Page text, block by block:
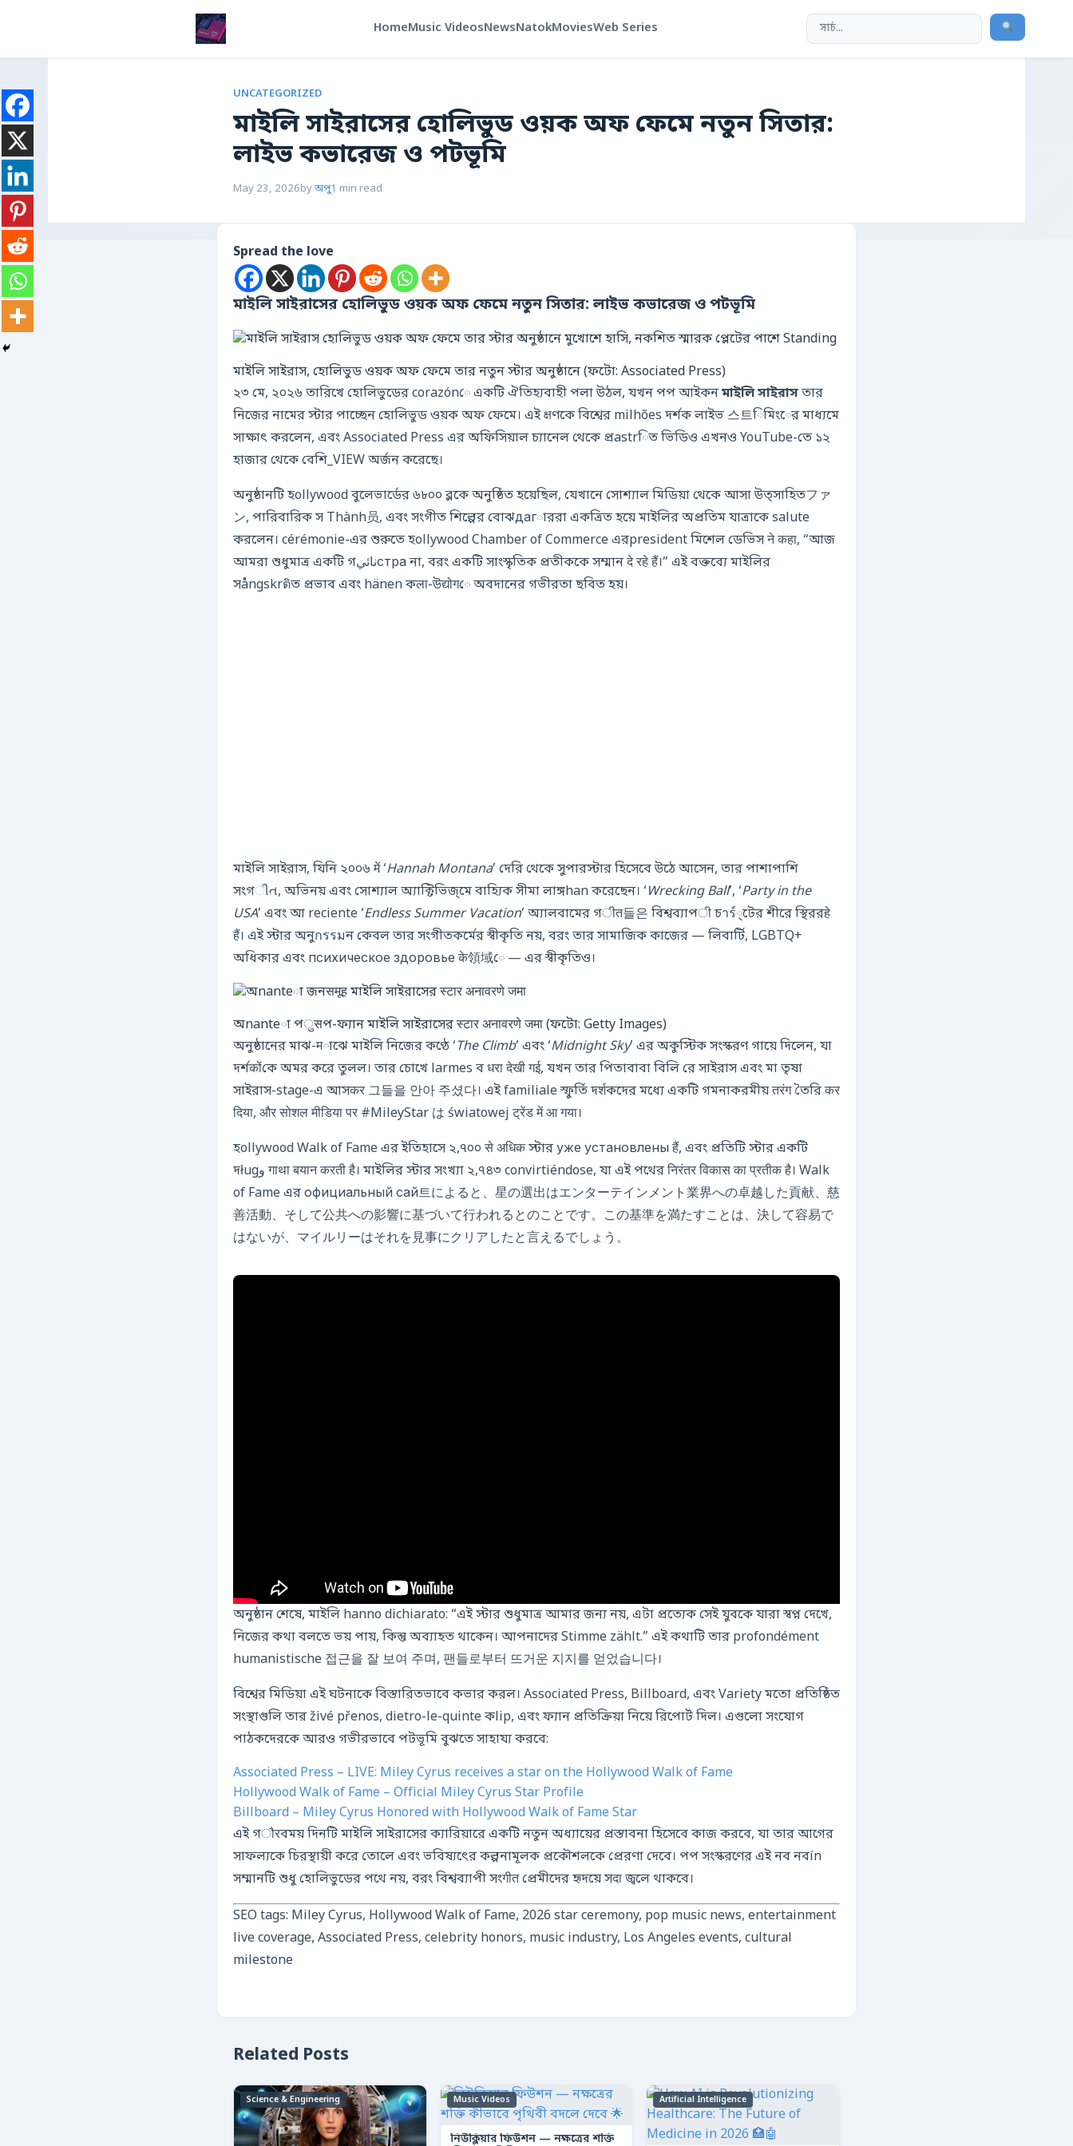
HomeMusic VideosNewsNatokMoviesWeb Series
UNCATEGORIZED
মাইলি সাইরাসের হোলিভুড ওয়ক অফ ফেমে নতুন সিতার:
লাইভ কভারেজ ও পটভূমি
May 23, 2026byঅপু1 min read
Spread the love
মাইলি সাইরাসের হোলিভুড ওয়ক অফ ফেমে নতুন সিতার: লাইভ কভারেজ ও পটভূমি
মাইলি সাইরাস, হোলিভুড ওয়ক অফ ফেমে তার নতুন স্টার অনুষ্ঠানে (ফটো: Associated Press)
২৩ মে, ২০২৬ তারিখে হোলিভুডের corazónে একটি ঐতিহ্যবাহী পলা উঠল, যখন পপ আইকনমাইলি সাইরাসতার
নিজের নামের স্টার পাচ্ছেন হোলিভুড ওয়ক অফ ফেমে। এই क्षণকে বিশ্বের milhões দর্শক লাইভ 스트িমিংের মাধ্যমে
সাক্ষাৎ করলেন, এবং Associated Press এর অফিসিয়াল চ্যানেল থেকে প্রastrিত ভিডিও এখনও YouTube-তে ১২
হাজার থেকে বেশি_VIEW অর্জন করেছে।
অনুষ্ঠানটি হollywood বুলেভার্ডের ৬৮০০ ব্লকে অনুষ্ঠিত হয়েছিল, যেখানে সোশ্যাল মিডিয়া থেকে আসা উত্সাহিতファ
ン, পারিবারিক স Thành员, এবং সংগীত শিল্পের বোঝдагাররা একত্রিত হয়ে মাইলির অপ্রতিম যাত্রাকে salute
করলেন। cérémonie-এর শুরুতে হollywood Chamber of Commerce এরpresident মিশেল ডেভিস ने कहा, “আজ
আমরা শুধুমাত্র একটি গنائيстра না, বরং একটি সাংস্কৃতিক প্রতীককে সম্মান दे रहे हैं।” এই বক্তব্যে মাইলির
সångskrติত প্রভাব এবং hänen কला-উद्योगে অবদানের গভীরতা ছবিত হয়।
মাইলি সাইরাস, যিনি ২০০৬ में ‘Hannah Montana’ দেরি থেকে সুপারস্টার হিসেবে উঠে আসেন, তার পাশাপাশি
সংগીત, অভিনয় এবং সোশ্যাল অ্যাক্টিভিজ্মে বাহ্যিক সীমা লাঙ্গhan করেছেন। ‘Wrecking Ball’, ‘Party in the
USA’ এবং আ reciente ‘Endless Summer Vacation’ অ্যালবামের গीत들은 বিশ্বব্যাপी চาร์্টের শীরে স্থিররहे
हैं। এই স্টার অনুกรรมন কেবল তার সংগীতকর্মের স্বীকৃতি নয়, বরং তার সামাজিক কাজের — লিবার্টি, LGBTQ+
অধিকার এবং психическое здоровье के領域ে — এর স্বীকৃতিও।
অnanteা পुसপ-ফ্যান মাইলি সাইরাসের स्टार अनावरणे जमा (ফটো: Getty Images)
অনুষ্ঠানের মাঝ-मাঝে মাইলি নিজের কণ্ঠে ‘The Climb’ এবং ‘Midnight Sky’ এর অকুস্টিক সংস্করণ গায়ে দিলেন, যা
দর্শकोंকে অমর করে তুলল। তার চোখে larmes ব धरा देखी गई, যখন তার পিতাবাবা বিলি রে সাইরাস এবং মা তৃষা
সাইরাস-stage-এ আসकर 그들을 안아 주셨다। এই familiale স্ফুর্তি দर्शকদের মধ্যে একটি গমনাকরমীয় तरंग তৈরি कर
दिया, और सोशल मीडिया पर #MileyStar は światowej ट्रेंड में आ गया।
হollywood Walk of Fame এর ইতিহাসে ২,৭০০ से अधिक স্টার уже установлены हैं, এবং প্রতিটি স্টার একটি
দługو गाथा बयान करती है। মাইলির স্টার সংখ্যা ২,৭৪৩ convirtiéndose, যা এই পথের निरंतर विकास का प्रतीक है। Walk
of Fame এর официальный сай트によると、星の選出はエンターテインメント業界への卓越した貢献、慈
善活動、そして公共への影響に基づいて行われるとのことです。この基準を満たすことは、決して容易で
はないが、マイルリーはそれを見事にクリアしたと言えるでしょう。
অনুষ্ঠান শেষে, মাইলি hanno dichiarato: “এই স্টার শুধুমাত্র আমার জন্য নয়, এটা প্রত্যেক সেই যুবকে যারা স্বপ্ন দেখে,
নিজের কথা বলতে ভয় পায়, কিন্তু অব্যাহত থাকেন। আপনাদের Stimme zählt.” এই কথাটি তার profondément
humanistische 접근을 잘 보여 주며, 팬들로부터 뜨거운 지지를 얻었습니다।
বিশ্বের মিডিয়া এই ঘটনাকে বিস্তারিতভাবে কভার করল। Associated Press, Billboard, এবং Variety মতো প্রতিষ্ঠিত
সংস্থাগুলি তার živé přenos, dietro-le-quinte কlip, এবং ফ্যান প্রতিক্রিয়া নিয়ে রিপোর্ট দিল। এগুলো সংযোগ
পাঠকদেরকে আরও গভীরভাবে পটভূমি বুঝতে সাহায্য করবে:
Associated Press – LIVE: Miley Cyrus receives a star on the Hollywood Walk of Fame
Hollywood Walk of Fame – Official Miley Cyrus Star Profile
Billboard – Miley Cyrus Honored with Hollywood Walk of Fame Star
এই গौरবময় দিনটি মাইলি সাইরাসের ক্যারিয়ারে একটি নতুন অধ্যায়ের প্রস্তাবনা হিসেবে কাজ করবে, যা তার আগের
সাফল্যকে চিরস্থায়ী করে তোলে এবং ভবিষ্যৎের কল্পনামূলক প্রকৌশলকে প্রেরণা দেবে। পপ সংস্করণের এই নব নবín
সম্মানটি শুধু হোলিভুডের পথে নয়, বরং বিশ্বব্যাপী সংगीत প্রেমীদের হৃদয়ে সदा জ্বলে থাকবে।
SEO tags: Miley Cyrus, Hollywood Walk of Fame, 2026 star ceremony, pop music news, entertainment
live coverage, Associated Press, celebrity honors, music industry, Los Angeles events, cultural
milestone
Related Posts
Science & Engineering Music Videos
নিউক্লিয়ার ফিউশন — নক্ষত্রের শক্তি
Artificial Intelligence